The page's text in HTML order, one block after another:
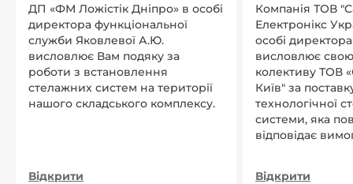
ДП «ФМ Ложістік Дніпро» в особі
директора функціональної
служби Яковлевої А.Ю.
висловлює Вам подяку за
роботи з встановлення
стелажних систем на території
нашого складського комплексу.
Відкрити
Компанія ТОВ
Електронікс
особі
висловлює
колективу ТОВ
Київ" за
технологічної
системи, яка
відповідає
Відкрити